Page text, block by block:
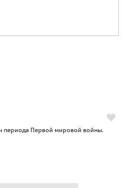
периода Первой мировой войны.